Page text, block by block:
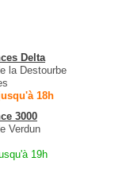
Delta
la Destourbe
18h
3000
Verdun
19h